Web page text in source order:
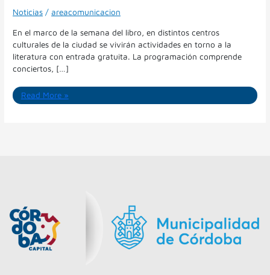
Noticias / areacomunicacion
En el marco de la semana del libro, en distintos centros
culturales de la ciudad se vivirán actividades en torno a la
literatura con entrada gratuita. La programación comprende
conciertos, […]
Read More »